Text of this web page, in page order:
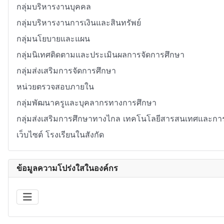
กลุ่มบริหารงานบุคคล
กลุ่มบริหารงานการเงินและสินทรัพย์
กลุ่มนโยบายและแผน
กลุ่มนิเทศติดตามและประเมินผลการจัดการศึกษา
กลุ่มส่งเสริมการจัดการศึกษา
หน่วยตรวจสอบภายใน
กลุ่มพัฒนาครูและบุคลากรทางการศึกษา
กลุ่มส่งเสริมการศึกษาทางไกล เทคโนโลยีสารสนเทศและกา
เว็บไซต์ โรงเรียนในสังกัด
ข้อมูลความโปร่งใสในองค์กร